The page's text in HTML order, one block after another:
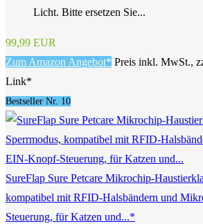
Licht. Bitte ersetzen Sie...
99,99 EUR
Zum Amazon Angebot* Preis inkl. MwSt.,
Link*
Bestseller Nr. 10
SureFlap Sure Petcare Mikrochip-
kompatibel mit RFID-Halsbändern und
Steuerung, für Katzen und...*